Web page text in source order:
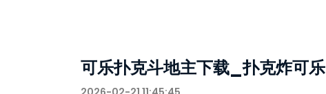
可乐扑克斗地主下载_扑克炸可乐